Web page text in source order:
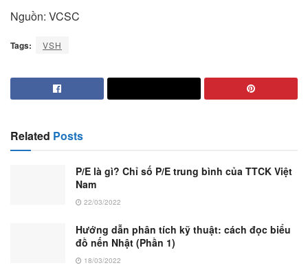
Nguồn: VCSC
Tags: VSH
Related Posts
P/E là gì? Chỉ số P/E trung bình của TTCK Việt
Nam
22/03/2022
Hướng dẫn phân tích kỹ thuật: cách đọc biểu
đồ nến Nhật (Phần 1)
18/03/2022